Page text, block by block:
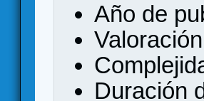
Año de
Duración